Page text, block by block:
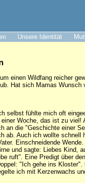
Unsere Identität
einen Wildfang reicher
Hat sich Mamas Wunsch
selbst fühlte mich oft
Woche, das ist zu
an die "Geschichte einer
ab. Auch ich wollte schnell
Einschneidende
und sagte: Liebes Kind,
ruft". Eine Predigt über
"Ich gehe ins
ich mit Kerzenwachs